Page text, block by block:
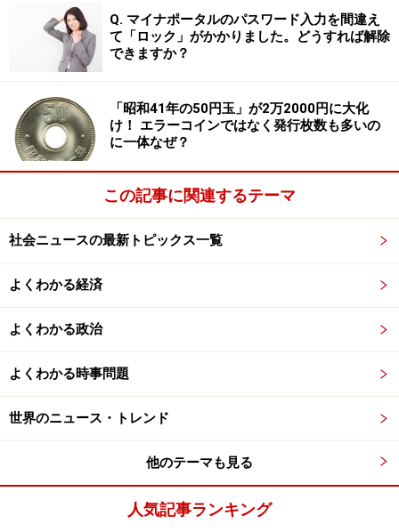
発症前に天寿をまっとうする方が多かった。人生が長く
なったことで、表面化してきた病気とも言えます。
安藤さん：認知症の人が増える社会の中で、「どう支え
るか」「どう受け止めるか」が、とても重要になってき
ますよね。同じ認知症でも、地域によって見え方が違う
ように感じます。
繁田さん：本当にその通りです。認知症に対する受け止
め方には地域性が大きく影響します。象徴的なのが、長
崎県・五島列島のお話です。そこでは、認知症の方が一
チの家の前を通ったよ」と自然に家族へ知らせ、家族も
「いつもの散歩コースだから大丈夫」と返すのが日常だ
く見守る土壌があるのです。
へぇ～、認知症のある生活が日常の中に溶け
Q. マイナポータルのパスワード入力を間違え
て「ロック」がかかりました。どうすれば解除
できますか？
「昭和41年の50円玉」が2万2000円に大化
け！ エラーコインではなく発行枚数も多いの
に一体なぜ？
この記事に関連するテーマ
社会ニュースの最新トピックス一覧
よくわかる経済
よくわかる政治
よくわかる時事問題
世界のニュース・トレンド
他のテーマも見る
人気記事ランキング